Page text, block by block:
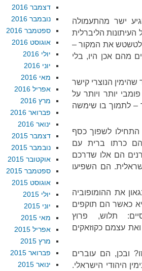
ישר מהתעמולה
העיתונות הליברלית
לטשטש את המקור –
מהם אכן היו, בלי
הנוצרי קישר
יותר ויותר על
– לתמוך בו שימשה
התחילו לשפוך כסף
כרתו ברית עם
הם אלו שדרכם
הם השפיעו
את ההומופוביה
כאשר הם תוקפים
תלוש, פרוץ
ואת עצמם כקוזאקים
ובכן, הם עוברים
היהודי הישראלי.
דצמבר 2016
נובמבר 2016
ספטמבר 2016
אוגוסט 2016
יולי 2016
יוני 2016
מאי 2016
אפריל 2016
מרץ 2016
פברואר 2016
ינואר 2016
דצמבר 2015
נובמבר 2015
אוקטובר 2015
ספטמבר 2015
אוגוסט 2015
יולי 2015
יוני 2015
מאי 2015
אפריל 2015
מרץ 2015
פברואר 2015
ינואר 2015